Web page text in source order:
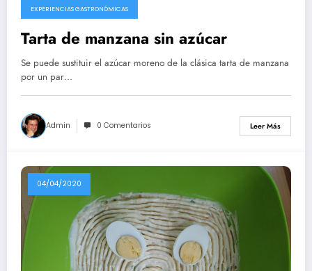
EXPERIENCIAS GASTRONÓMICAS
Tarta de manzana sin azúcar
Se puede sustituir el azúcar moreno de la clásica tarta de manzana
por un par…
Admin 0 Comentarios Leer Más
04/04/2020